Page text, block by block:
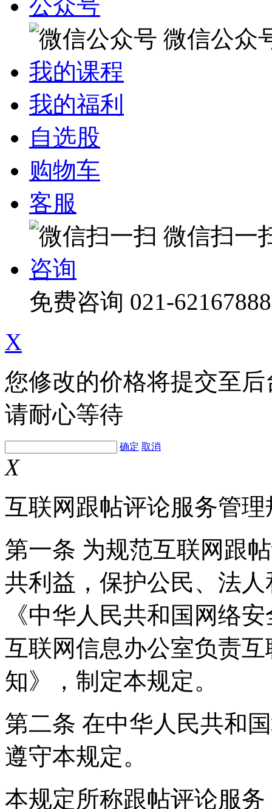
公众号
微信公众
我的课程
我的福利
自选股
购物车
客服
微信扫一
咨询
免费咨询 021-62167888
X
您修改的价格将提交至
请耐心等待
确定 取消
X
互联网跟帖评论服务管理
第一条 为规范互联网跟
共利益，保护公民、法
《中华人民共和国网络
互联网信息办公室负责
知》，制定本规定。
第二条 在中华人民共和
遵守本规定。
本规定所称跟帖评论服